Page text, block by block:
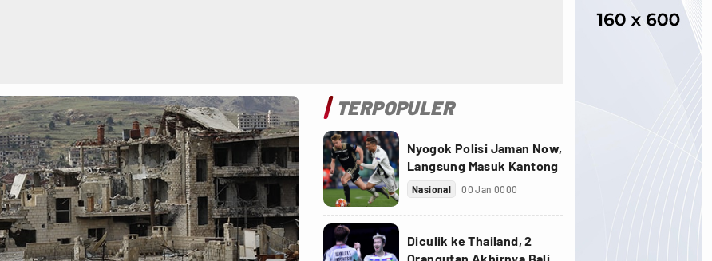
TERPOPULER
Nyogok Polisi Jaman Now,
Langsung Masuk Kantong
Nasional 00 Jan 0000
Diculik ke Thailand, 2